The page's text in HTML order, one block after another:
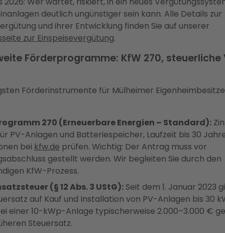
deutlich ungünstiger sein kann. Alle Details zur
und ihrer Entwicklung finden Sie auf unserer
zur Einspeisevergütung.
Förderprogramme: KfW 270, steuerliche
Förderinstrumente für Mülheimer
270 (Erneuerbare Energien – Standard):
PV-Anlagen und Batteriespeicher, Laufzeit bis 30
bei kfw.de prüfen. Wichtig: Der Antrag muss vor
gestellt werden. Wir begleiten Sie durch den
KfW-Prozess.
(§ 12 Abs. 3 UStG):Seit dem 1. Januar 2023
auf Kauf und Installation von PV-Anlagen bis 30
einer 10-kWp-Anlage typischerweise 2.000–3.000 €
Steuersatz.